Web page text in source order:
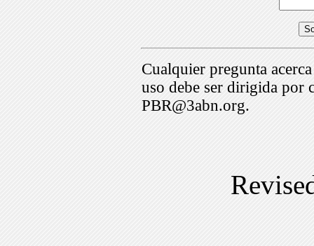
Cualquier pregunta
uso debe ser dirigida por
PBR@3abn.org.